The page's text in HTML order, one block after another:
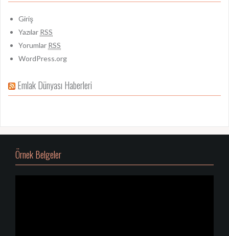
Giriş
Yazılar RSS
Yorumlar RSS
WordPress.org
Emlak Dünyası Haberleri
Örnek Belgeler